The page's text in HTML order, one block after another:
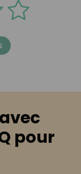
pour